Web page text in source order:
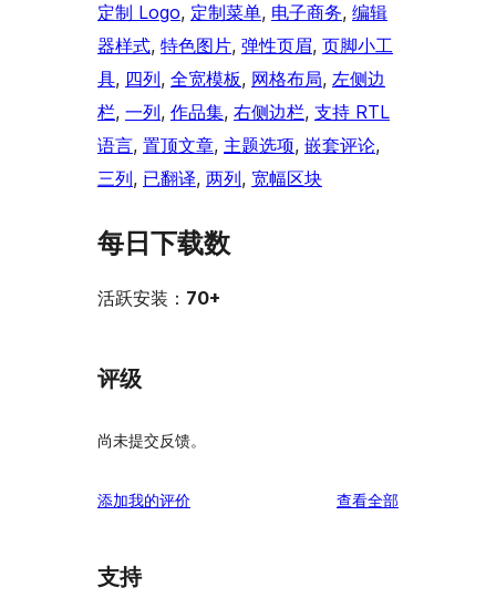
定制 Logo, 定制菜单, 电子商务, 编辑
器样式, 特色图片, 弹性页眉, 页脚小工
具, 四列, 全宽模板, 网格布局, 左侧边
栏, 一列, 作品集, 右侧边栏, 支持 RTL
语言, 置顶文章, 主题选项, 嵌套评论
三列, 已翻译, 两列, 宽幅区块
每日下载数
活跃安装： 70+
评级
尚未提交反馈。
添加我的评价 查看全部评
支持